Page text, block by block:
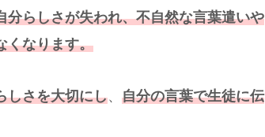
分らしさが失われ、不自然な言葉遣いや
くなります。
しさを大切にし、 自分の言葉で生徒に伝